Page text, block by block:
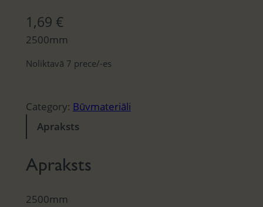
1,69 €
2500mm
Noliktavā 7 prece/-es
Category: Būvmateriāli
Apraksts
Apraksts
2500mm